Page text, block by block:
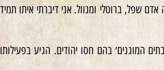
שפל, ברוטלי ומנוול. אני דיברתי איתו תמיד
המוגנים׳ בהם חסו יהודים. הגיע בפעילותו